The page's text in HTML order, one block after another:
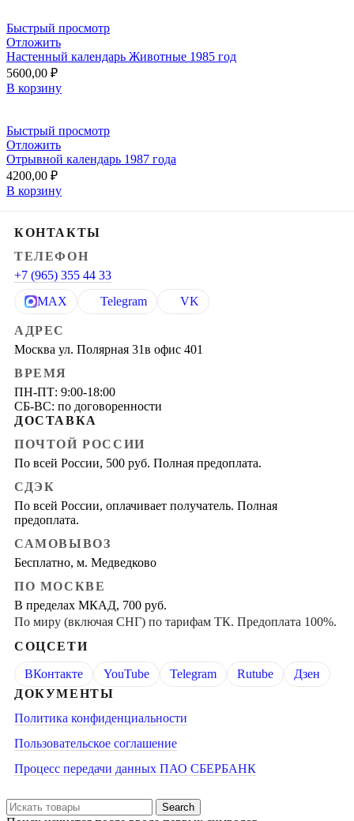
Быстрый просмотр
Отложить
Настенный календарь Животные 1985 год
5600,00 ₽
В корзину
Быстрый просмотр
Отложить
Отрывной календарь 1987 года
4200,00 ₽
В корзину
КОНТАКТЫ
ТЕЛЕФОН
+7 (965) 355 44 33
MAX
Telegram VK
АДРЕС
Москва ул. Полярная 31в офис 401
ВРЕМЯ
ПН-ПТ: 9:00-18:00
СБ-ВС: по договоренности
ДОСТАВКА
ПОЧТОЙ РОССИИ
По всей России, 500 руб. Полная предоплата.
СДЭК
По всей России, оплачивает получатель. Полная
предоплата.
САМОВЫВОЗ
Бесплатно, м. Медведково
ПО МОСКВЕ
В пределах МКАД, 700 руб.
По миру (включая СНГ) по тарифам ТК. Предоплата 100%.
СОЦСЕТИ
ВКонтакте YouTube Telegram Rutube
Дзен
ДОКУМЕНТЫ
Политика конфиденциальности
Пользовательское соглашение
Процесс передачи данных ПАО СБЕРБАНК
Search